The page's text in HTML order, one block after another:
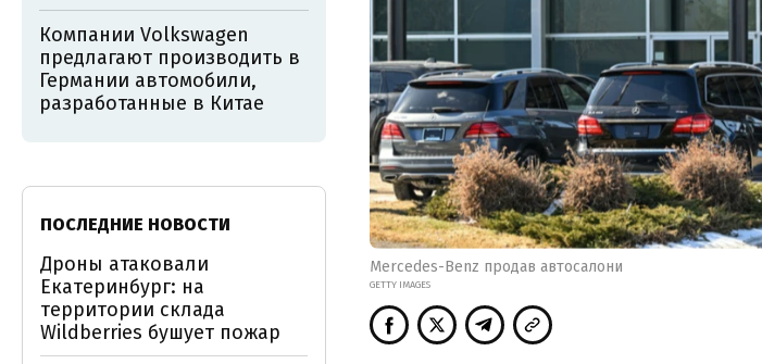
Mercedes-Benz продав автосалони
GETTY IMAGES
Компании Volkswagen
предлагают производить в
Германии автомобили,
разработанные в Китае
ПОСЛЕДНИЕ НОВОСТИ
Дроны атаковали
Екатеринбург: на
территории склада
Wildberries бушует пожар